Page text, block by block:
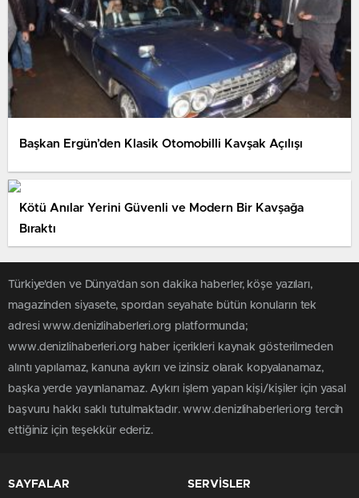
Başkan Ergün’den Klasik Otomobilli Kavşak Açılışı
Kötü Anılar Yerini Güvenli ve Modern Bir Kavşağa
Bıraktı
Türkiye'den ve Dünya’dan son dakika haberler, köşe yazıları,
magazinden siyasete, spordan seyahate bütün konuların tek
adresi www.denizlihaberleri.org platformunda;
www.denizlihaberleri.org haber içerikleri kaynak gösterilmeden
alıntı yapılamaz, kanuna aykırı ve izinsiz olarak kopyalanamaz,
başka yerde yayınlanamaz. Aykırı işlem yapan kişi/kişiler için yasal
başvuru hakkı saklı tutulmaktadır. www.denizlihaberleri.org tercih
ettiğiniz için teşekkür ederiz.
SAYFALAR SERVİSLER